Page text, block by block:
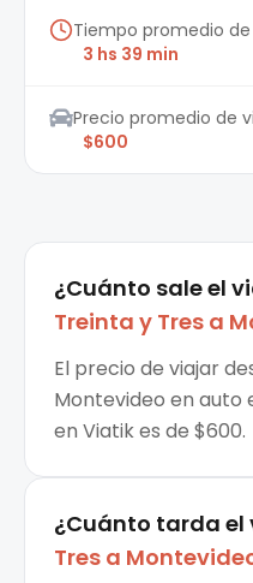
Tiempo promedio de
3 hs 39 min
Precio promedio de
$600
¿Cuánto sale el
Treinta y Tres a
El precio de viajar
Montevideo en auto
en Viatik es de $600.
¿Cuánto tarda el
Tres a